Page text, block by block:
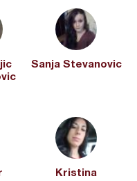
Sanja Stevanovic
Kristina